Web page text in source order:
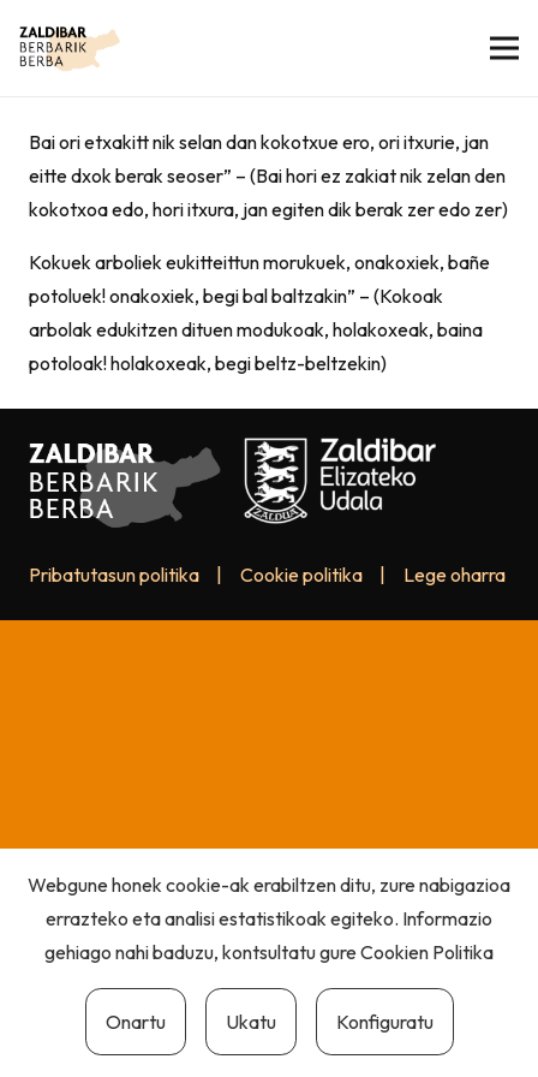
Bai ori etxakitt nik selan dan kokotxue ero, ori itxurie, jan
eitte dxok berak seoser” – (Bai hori ez zakiat nik zelan den
kokotxoa edo, hori itxura, jan egiten dik berak zer edo zer)
Kokuek arboliek eukitteittun morukuek, onakoxiek, bañe
potoluek! onakoxiek, begi bal baltzakin” – (Kokoak
arbolak edukitzen dituen modukoak, holakoxeak, baina
potoloak! holakoxeak, begi beltz-beltzekin)
Pribatutasun politika Cookie politika Lege oharra
Webgune honek cookie-ak erabiltzen ditu, zure nabigazioa
errazteko eta analisi estatistikoak egiteko. Informazio
gehiago nahi baduzu, kontsultatu gureCookien Politika
Onartu Ukatu Konfiguratu